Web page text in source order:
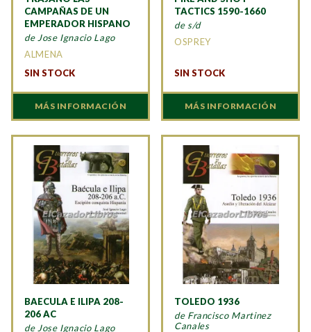
CAMPAÑAS DE UN
EMPERADOR HISPANO
de Jose Ignacio Lago
ALMENA
SIN STOCK
MÁS INFORMACIÓN
TACTICS 1590-1660
de s/d
OSPREY
SIN STOCK
MÁS INFORMACIÓN
BAECULA E ILIPA 208-
206 AC
de Jose Ignacio Lago
TOLEDO 1936
de Francisco Martinez
Canales